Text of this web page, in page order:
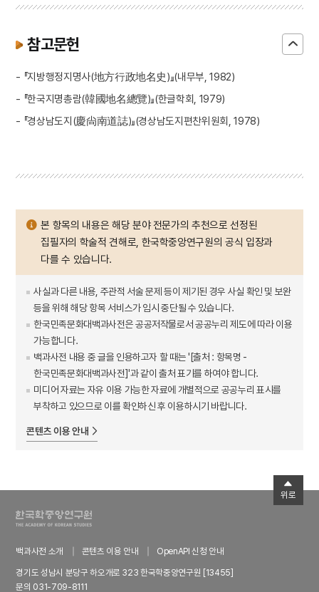
참고문헌
- 『지방행정지명사(地方行政地名史)』(내무부, 1982)
- 『한국지명총람(韓國地名總覽)』(한글학회, 1979)
- 『경상남도지(慶尙南道誌)』(경상남도지편찬위원회, 1978)
본 항목의 내용은 해당 분야 전문가의 추천으로 선정된
집필자의 학술적 견해로, 한국학중앙연구원의 공식 입장과
다를 수 있습니다.
사실과 다른 내용, 주관적 서술 문제 등이 제기된 경우 사실 확인 및 보완
등을 위해 해당 항목 서비스가 임시 중단될 수 있습니다.
한국민족문화대백과사전은 공공저작물로서 공공누리 제도에 따라 이용
가능합니다.
백과사전 내용 중 글을 인용하고자 할 때는 '[출처 : 항목명 -
한국민족문화대백과사전]'과 같이 출처 표기를 하여야 합니다.
미디어 자료는 자유 이용 가능한 자료에 개별적으로 공공누리 표시를
부착하고 있으므로 이를 확인하신 후 이용하시기 바랍니다.
콘텐츠 이용 안내
백과사전 소개 콘텐츠 이용 안내
OpenAPI 신청 안내
경기도 성남시 분당구 하오개로 323 한국학중앙연구원 [13455]
문의 031-709-8111
위로